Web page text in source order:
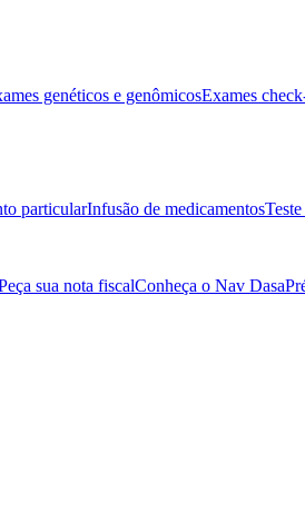
genéticos e genômicosExames
particularInfusão de medicamentos
sua nota fiscalConheça o Nav Dasa